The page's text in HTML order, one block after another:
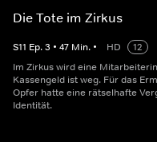
Die Tote im Zirkus
S11 Ep.3 • 47 Min. • HD
12
Im Zirkus wird eine
Kassengeld ist weg. Für das
Opfer hatte eine rätselhafte
Identität.